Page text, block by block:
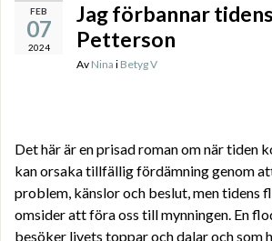
FEB
07
2024
Jag förbannar
Petterson
Av Nina i Betyg V
Det här är en prisad roman om när tiden
kan orsaka tillfällig fördämning genom
problem, känslor och beslut, men tidens
omsider att föra oss till mynningen. En
besöker livets toppar och dalar och som